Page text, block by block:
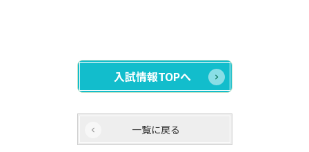
入試情報TOPへ
一覧に戻る